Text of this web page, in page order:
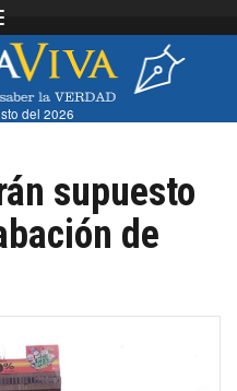
navigation
del 2026
supuesto
de